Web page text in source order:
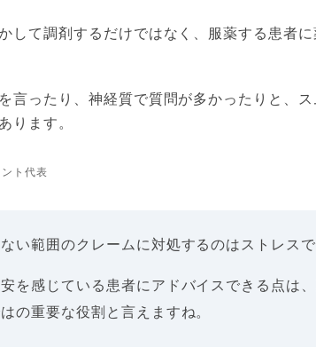
して調剤するだけではなく、服薬する患者
言ったり、神経質で質問が多かったりと、
ります。
ト代表
い範囲のクレームに対処するのはストレスで
を感じている患者にアドバイスできる点は
の重要な役割と言えますね。